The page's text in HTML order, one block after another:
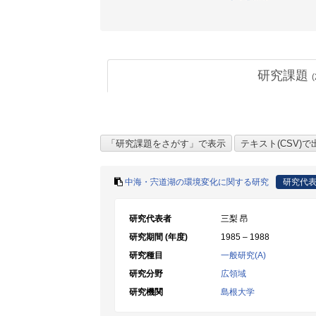
研究課題 (
中海・宍道湖の環境変化に関する研究 研究代
研究代表者
三梨 昂
研究期間 (年度)
1985 – 1988
研究種目
一般研究(A)
研究分野
広領域
研究機関
島根大学